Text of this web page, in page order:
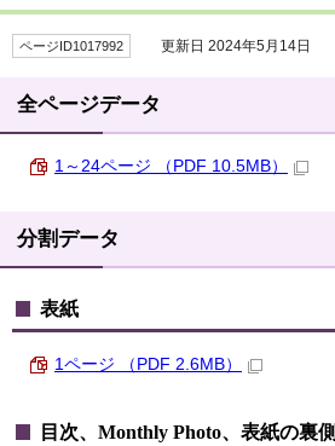
ページID1017992 更新日 2024年5月14日
全ページデータ
1～24ページ （PDF 10.5MB）
分割データ
表紙
1ページ （PDF 2.6MB）
目次、Monthly Photo、表紙の裏側